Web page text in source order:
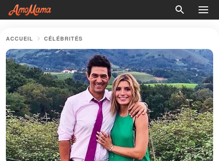
ACCUEIL CÉLÉBRITÉS